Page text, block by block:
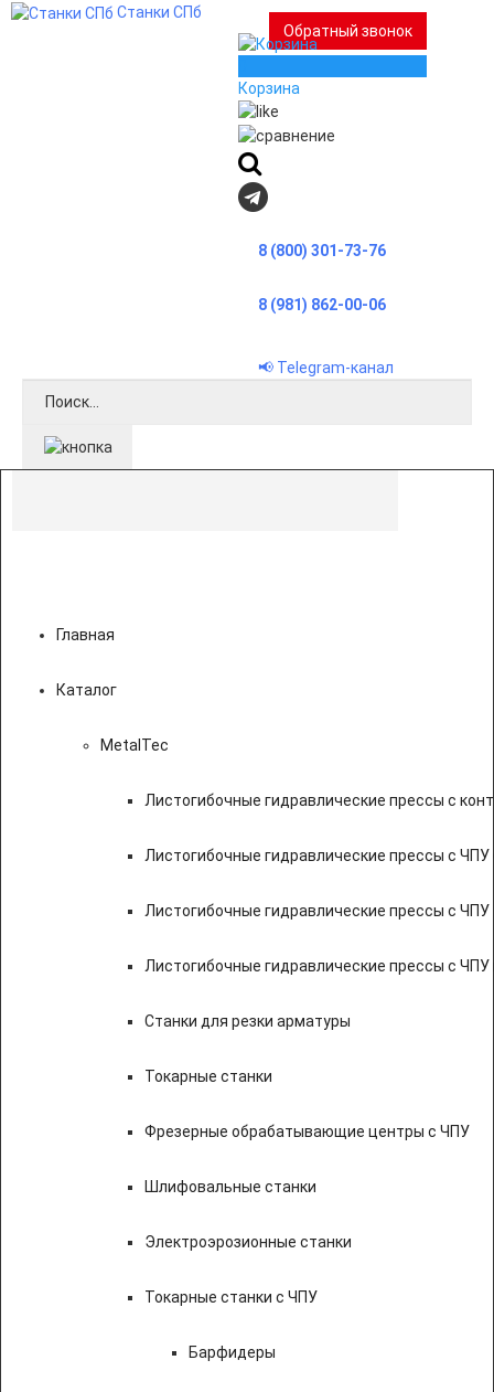
Станки СПб
Обратный звонок
Корзина
8 (800) 301-73-76
8 (981) 862-00-06
📢 Telegram-канал
Главная
Каталог
MetalTec
Листогибочные гидравлические прессы с
Листогибочные гидравлические прессы с
Листогибочные гидравлические прессы с ЧПУ
Листогибочные гидравлические прессы с
Станки для резки арматуры
Токарные станки
Фрезерные обрабатывающие центры с ЧПУ
Шлифовальные станки
Электроэрозионные станки
Токарные станки с ЧПУ
Барфидеры